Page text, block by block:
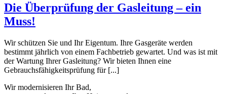
Die Überprüfung der Gasleitung – ein
Muss!
Wir schützen Sie und Ihr Eigentum. Ihre Gasgeräte werden
bestimmt jährlich von einem Fachbetrieb gewartet. Und was ist mit
der Wartung Ihrer Gasleitung? Wir bieten Ihnen eine
Gebrauchsfähigkeitsprüfung für [...]
Wir modernisieren Ihr Bad,